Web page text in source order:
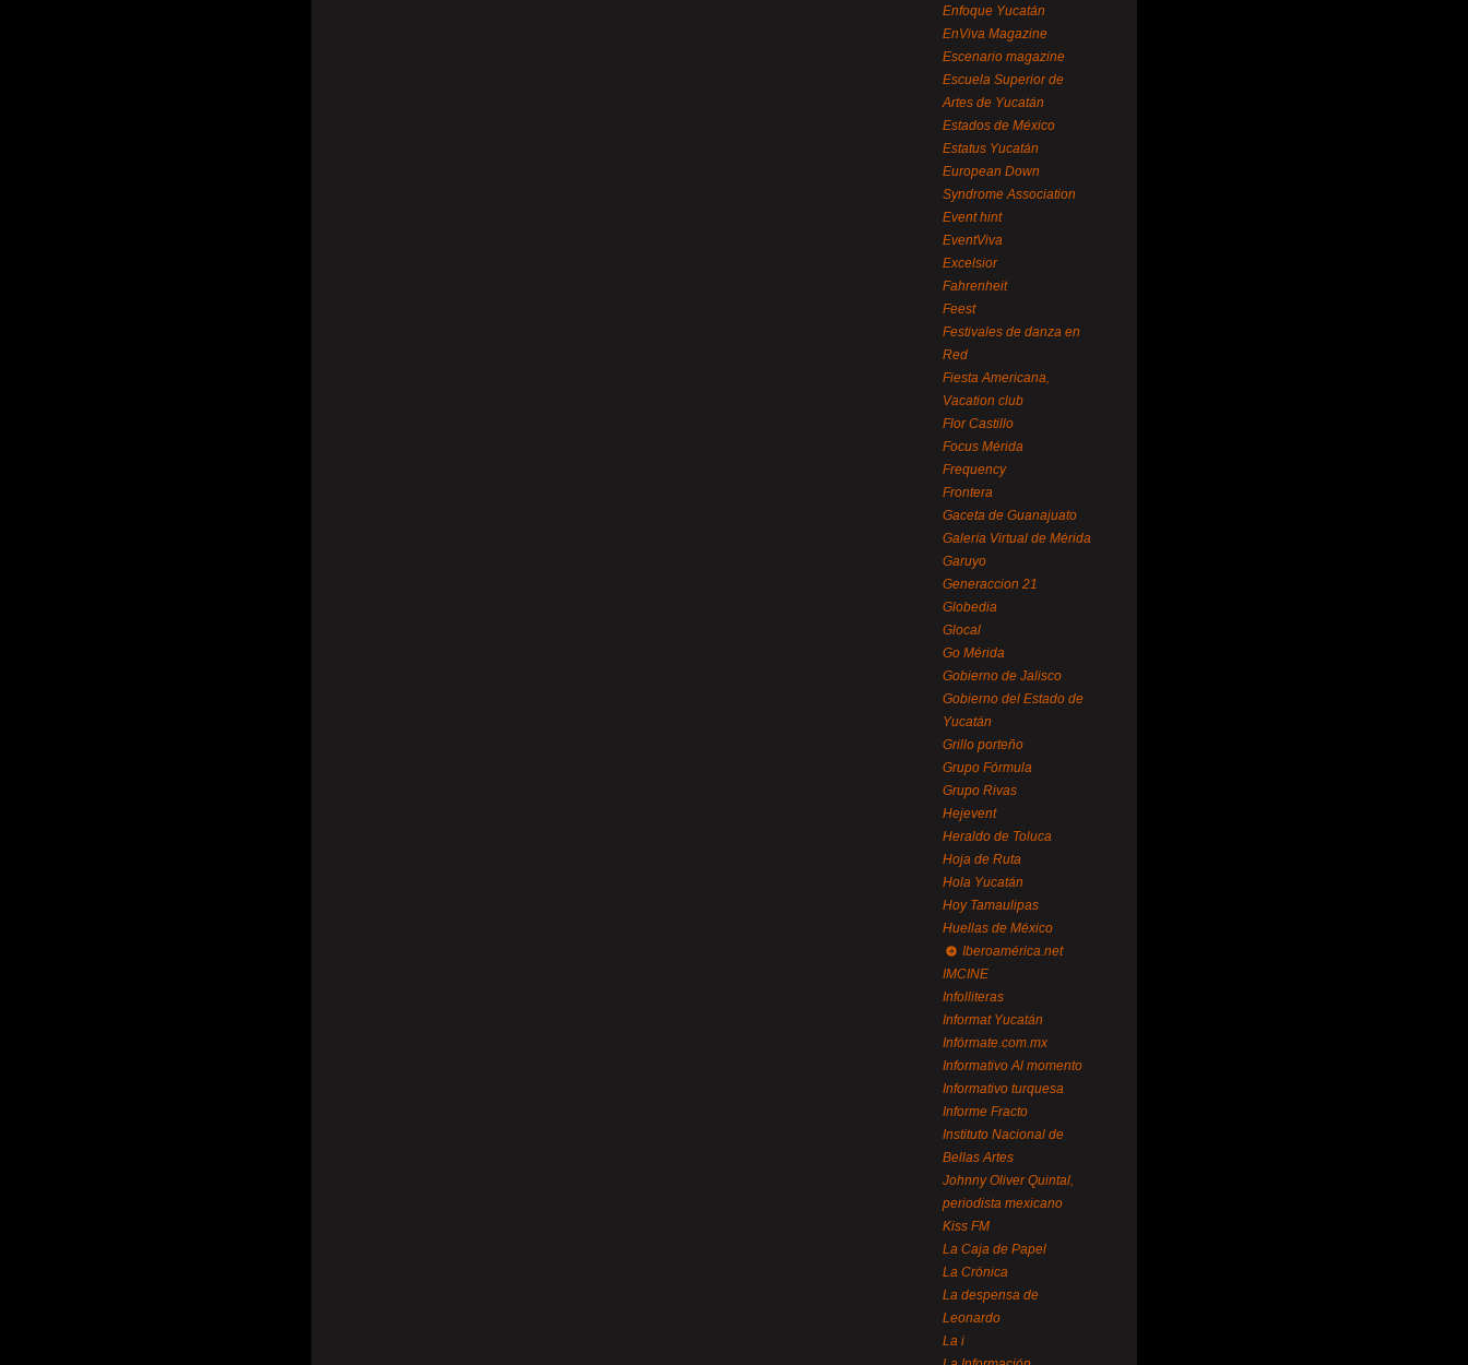
Enfoque Yucatán
EnViva Magazine
Escenario magazine
Escuela Superior de
Artes de Yucatán
Estados de México
Estatus Yucatán
European Down
Syndrome Association
Event hint
EventViva
Excelsior
Fahrenheit
Feest
Festivales de danza en
Red
Fiesta Americana,
Vacation club
Flor Castillo
Focus Mérida
Frequency
Frontera
Gaceta de Guanajuato
Galería Virtual de Mérida
Garuyo
Generaccion 21
Globedia
Glocal
Go Mérida
Gobierno de Jalisco
Gobierno del Estado de
Yucatán
Grillo porteño
Grupo Fórmula
Grupo Rivas
Hejevent
Heraldo de Toluca
Hoja de Ruta
Hola Yucatán
Hoy Tamaulipas
Huellas de México
Iberoamérica.net
IMCINE
Infolliteras
Informat Yucatán
Infórmate.com.mx
Informativo Al momento
Informativo turquesa
Informe Fracto
Instituto Nacional de
Bellas Artes
Johnny Oliver Quintal,
periodista mexicano
Kiss FM
La Caja de Papel
La Crónica
La despensa de
Leonardo
La i